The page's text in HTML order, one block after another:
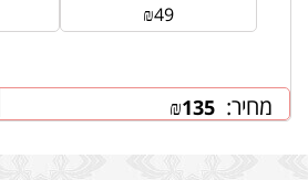
מחיר: ₪135
₪49